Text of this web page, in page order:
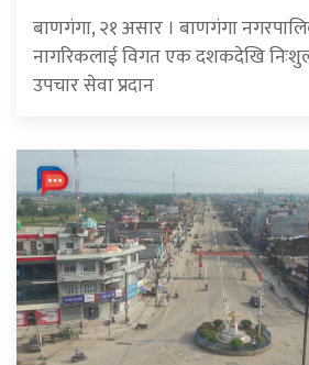
बाणगंगा, २१ असार । बाणगंगा
नागरिकलाई विगत एक दशकदेखि
उपचार सेवा प्रदान